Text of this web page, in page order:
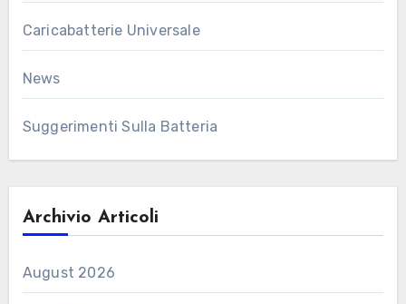
Caricabatterie Universale
News
Suggerimenti Sulla Batteria
Archivio Articoli
August 2026